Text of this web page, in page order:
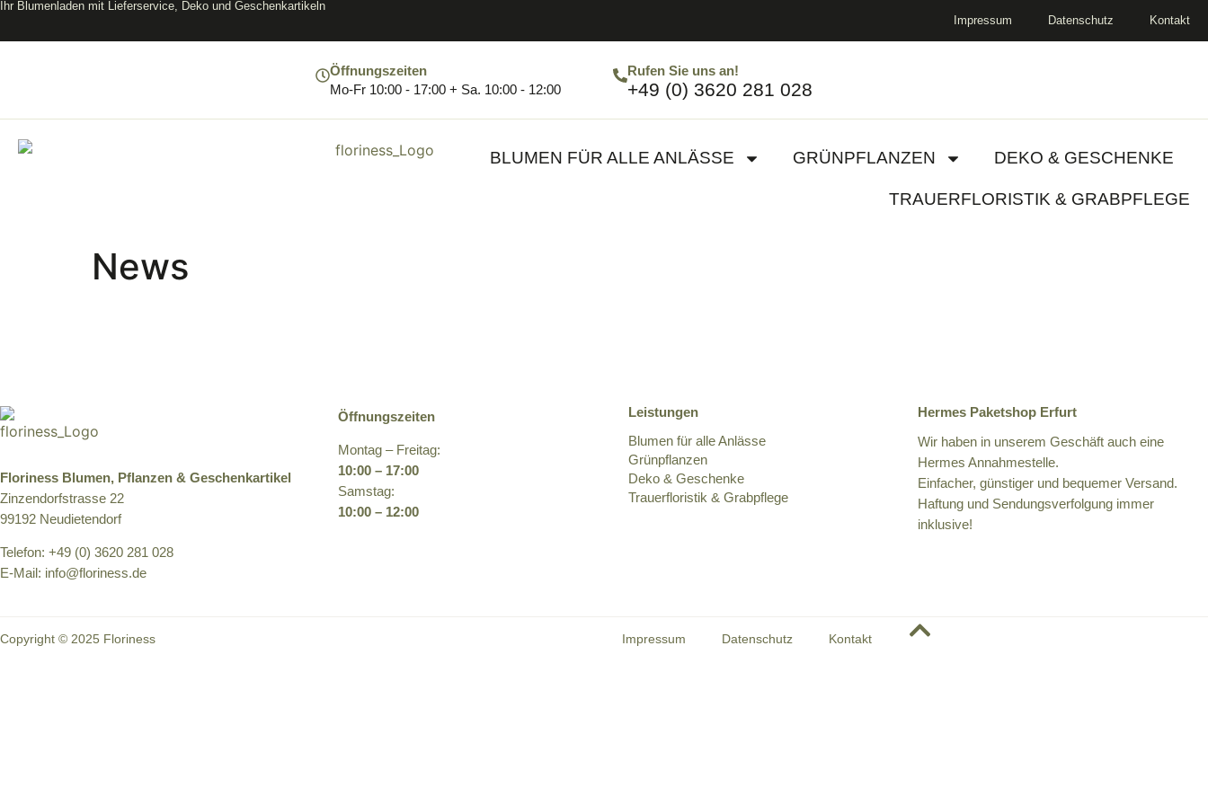
Ihr Blumenladen mit Lieferservice, Deko und Geschenkartikeln
Impressum
Datenschutz Kontakt
Öffnungszeiten
Mo-Fr 10:00 - 17:00 + Sa. 10:00 - 12:00
Rufen Sie uns an!
+49 (0) 3620 281 028
BLUMEN FÜR ALLE ANLÄSSE GRÜNPFLANZEN DEKO & GESCHENKE
TRAUERFLORISTIK & GRABPFLEGE
News
Floriness Blumen, Pflanzen & Geschenkartikel
Zinzendorfstrasse 22
99192 Neudietendorf
Telefon: +49 (0) 3620 281 028
E-Mail: info@floriness.de
Öffnungszeiten
Montag – Freitag:
10:00 – 17:00
Samstag:
10:00 – 12:00
Leistungen
Blumen für alle Anlässe
Grünpflanzen
Deko & Geschenke
Trauerfloristik & Grabpflege
Hermes Paketshop Erfurt
Wir haben in unserem Geschäft auch eine
Hermes Annahmestelle.
Einfacher, günstiger und bequemer Versand.
Haftung und Sendungsverfolgung immer
inklusive!
Copyright © 2025 Floriness Impressum Datenschutz Kontakt